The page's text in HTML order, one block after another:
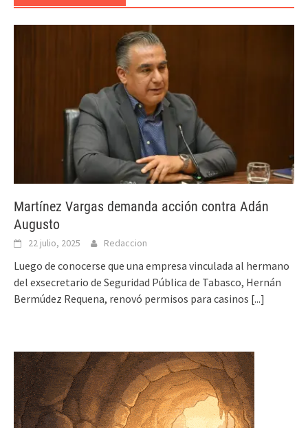
Martínez Vargas demanda acción contra Adán
Augusto
22 julio, 2025 Redaccion
Luego de conocerse que una empresa vinculada al hermano
del exsecretario de Seguridad Pública de Tabasco, Hernán
Bermúdez Requena, renovó permisos para casinos [...]